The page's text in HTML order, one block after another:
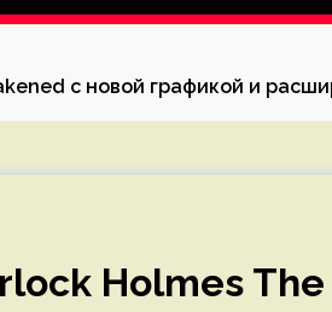
с новой графикой и
Holmes The